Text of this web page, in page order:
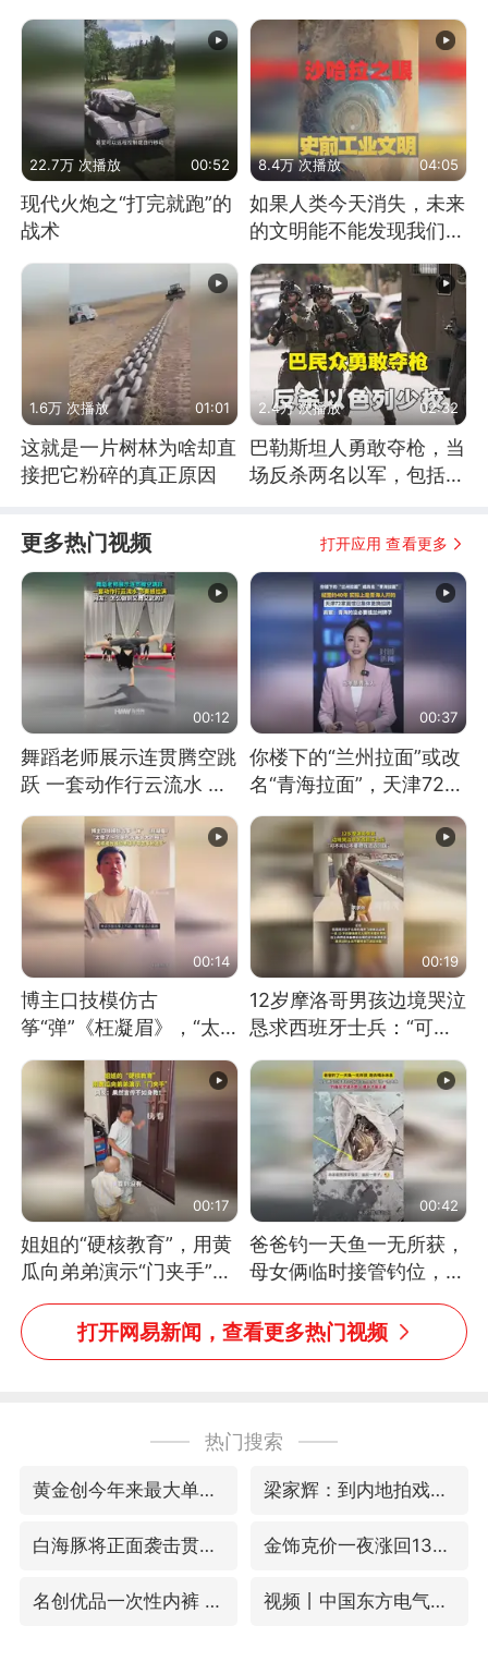
22.7万 次播放 00:52
现代火炮之“打完就跑”的
战术
8.4万 次播放 04:05
如果人类今天消失，未来
的文明能不能发现我们存
1.6万 次播放 01:01
这就是一片树林为啥却直
接把它粉碎的真正原因
2.4万 次播放 02:32
巴勒斯坦人勇敢夺枪，当
场反杀两名以军，包括一
更多热门视频 打开应用 查看更多
00:12
舞蹈老师展示连贯腾空跳
跃 一套动作行云流水 节
奏感拉满 网友：怎么做
到又舞又武的？
00:37
你楼下的“兰州拉面”或改
名“青海拉面”，天津72家
面馆已集体更换招牌
00:14
博主口技模仿古
筝“弹”《枉凝眉》，“太
像了～你是吃古筝长大的
吗？”“或将成为首位考级
不带古筝的选手。”（来
源：新华每日电讯）
00:19
12岁摩洛哥男孩边境哭泣
恳求西班牙士兵：“可不
可以不要把我遣返回国”
00:17
姐姐的“硬核教育”，用黄
瓜向弟弟演示“门夹手”，
网友：果然言传不如身
教！
00:42
爸爸钓一天鱼一无所获，
母女俩临时接管钓位，用
玩具鱼竿钓上大鱼
打开网易新闻，查看更多热门视频
热门搜索
黄金创今年来最大单周涨幅 梁家辉：到内地拍戏不是北上是回归
白海豚将正面袭击贯穿浙江 金饰克价一夜涨回1300元
名创优品一次性内裤 颜面尽失 视频丨中国东方电气集团原党组副书记、董事宋致远被查